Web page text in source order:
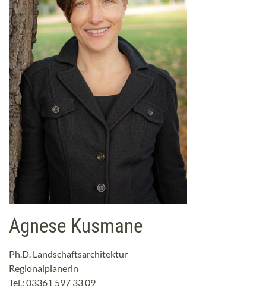
Agnese Kusmane
Ph.D. Landschaftsarchitektur
Regionalplanerin
Tel.: 03361 597 33 09